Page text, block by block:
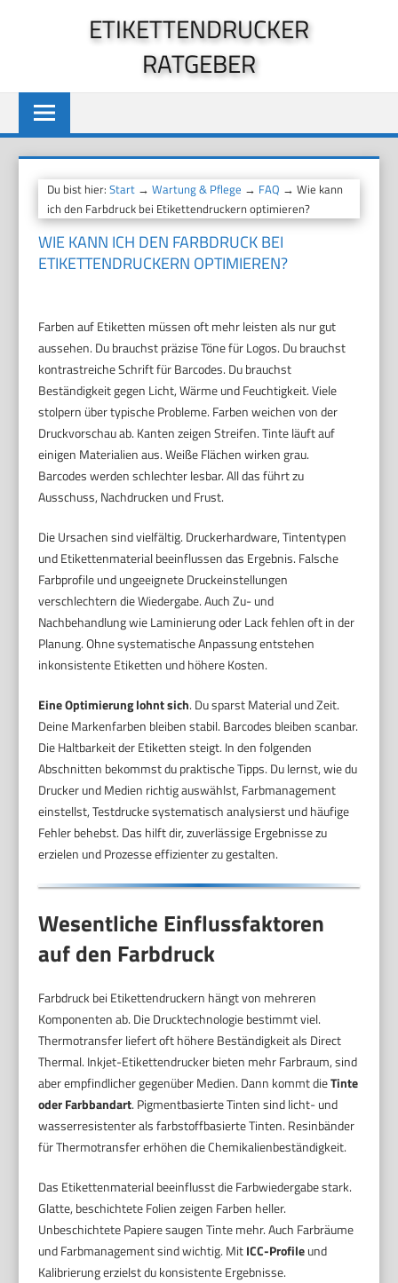
ETIKETTENDRUCKER
RATGEBER
Du bist hier:Start →Wartung & Pflege → FAQ → Wie kann
ich den Farbdruck bei Etikettendruckern optimieren?
WIE KANN ICH DEN FARBDRUCK BEI
ETIKETTENDRUCKERN OPTIMIEREN?
Farben auf Etiketten müssen oft mehr leisten als nur gut
aussehen. Du brauchst präzise Töne für Logos. Du brauchst
kontrastreiche Schrift für Barcodes. Du brauchst
Beständigkeit gegen Licht, Wärme und Feuchtigkeit. Viele
stolpern über typische Probleme. Farben weichen von der
Druckvorschau ab. Kanten zeigen Streifen. Tinte läuft auf
einigen Materialien aus. Weiße Flächen wirken grau.
Barcodes werden schlechter lesbar. All das führt zu
Ausschuss, Nachdrucken und Frust.
Die Ursachen sind vielfältig. Druckerhardware, Tintentypen
und Etikettenmaterial beeinflussen das Ergebnis. Falsche
Farbprofile und ungeeignete Druckeinstellungen
verschlechtern die Wiedergabe. Auch Zu- und
Nachbehandlung wie Laminierung oder Lack fehlen oft in der
Planung. Ohne systematische Anpassung entstehen
inkonsistente Etiketten und höhere Kosten.
Eine Optimierung lohnt sich. Du sparst Material und Zeit.
Deine Markenfarben bleiben stabil. Barcodes bleiben scanbar.
Die Haltbarkeit der Etiketten steigt. In den folgenden
Abschnitten bekommst du praktische Tipps. Du lernst, wie du
Drucker und Medien richtig auswählst, Farbmanagement
einstellst, Testdrucke systematisch analysierst und häufige
Fehler behebst. Das hilft dir, zuverlässige Ergebnisse zu
erzielen und Prozesse effizienter zu gestalten.
Wesentliche Einflussfaktoren
auf den Farbdruck
Farbdruck bei Etikettendruckern hängt von mehreren
Komponenten ab. Die Drucktechnologie bestimmt viel.
Thermotransfer liefert oft höhere Beständigkeit als Direct
Thermal. Inkjet-Etikettendrucker bieten mehr Farbraum, sind
aber empfindlicher gegenüber Medien. Dann kommt dieTinte
oder Farbbandart. Pigmentbasierte Tinten sind licht- und
wasserresistenter als farbstoffbasierte Tinten. Resinbänder
für Thermotransfer erhöhen die Chemikalienbeständigkeit.
Das Etikettenmaterial beeinflusst die Farbwiedergabe stark.
Glatte, beschichtete Folien zeigen Farben heller.
Unbeschichtete Papiere saugen Tinte mehr. Auch Farbräume
und Farbmanagement sind wichtig. MitICC-Profileund
Kalibrierung erzielst du konsistente Ergebnisse.